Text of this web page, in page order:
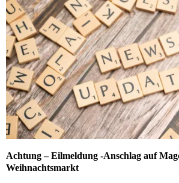
Achtung – Eilmeldung -Anschlag auf
Weihnachtsmarkt